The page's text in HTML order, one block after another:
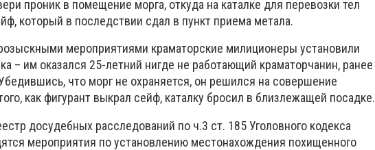
проник в помещение морга, откуда на каталке для перевозки тел
который в последствии сдал в пункт приема метала.
мероприятиями краматорские милиционеры установили
– им оказался 25-летний нигде не работающий краматорчанин, ранее
что морг не охраняется, он решился на совершение
как фигурант выкрал сейф, каталку бросил в близлежащей посадке.
досудебных расследований по ч.3 ст. 185 Уголовного кодекса
мероприятия по установлению местонахождения похищенного